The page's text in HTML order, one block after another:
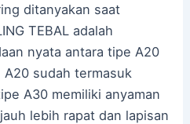
ditanyakan saat
TEBAL adalah
nyata antara tipe A20
sudah termasuk
A30 memiliki anyaman
lebih rapat dan lapisan